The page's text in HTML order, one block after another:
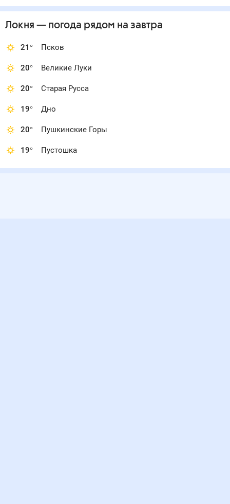
Локня — погода рядом на завтра
21° Псков
20° Великие Луки
20° Старая Русса
19° Дно
20° Пушкинские Горы
19° Пустошка